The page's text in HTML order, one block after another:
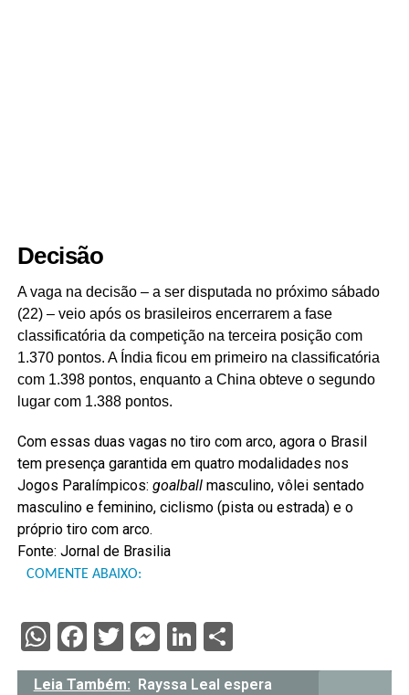
Decisão
A vaga na decisão – a ser disputada no próximo sábado
(22) – veio após os brasileiros encerrarem a fase
classificatória da competição na terceira posição com
1.370 pontos. A Índia ficou em primeiro na classificatória
com 1.398 pontos, enquanto a China obteve o segundo
lugar com 1.388 pontos.
Com essas duas vagas no tiro com arco, agora o Brasil
tem presença garantida em quatro modalidades nos
Jogos Paralímpicos: goalballmasculino, vôlei sentado
masculino e feminino, ciclismo (pista ou estrada) e o
próprio tiro com arco.
Fonte: Jornal de Brasilia
COMENTE ABAIXO:
WhatsApp
Facebook
TwitterMessenger
LinkedIn
Leia Também:
Rayssa Leal espera